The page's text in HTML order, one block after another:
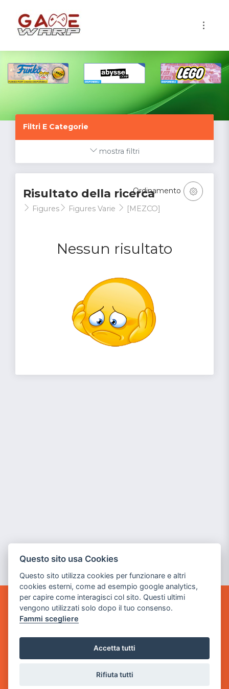
Filtri E Categorie
mostra filtri
Risultato della ricerca
Figures Figures Varie [MEZCO]
Nessun risultato
Ordinamento
GAME WARP
BY POWER GAME SRL
via Villaggio dei Platani, 3
Questo sito usa Cookies
Questo sito utilizza cookies per funzionare e altri
cookies esterni, come ad esempio google analytics,
per capire come interagisci col sito. Questi ultimi
vengono utilizzati solo dopo il tuo consenso.
Fammi scegliere
Accetta tutti
Rifiuta tutti